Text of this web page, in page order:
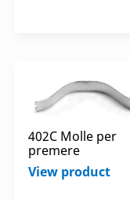
402C Molle per
premere
View product